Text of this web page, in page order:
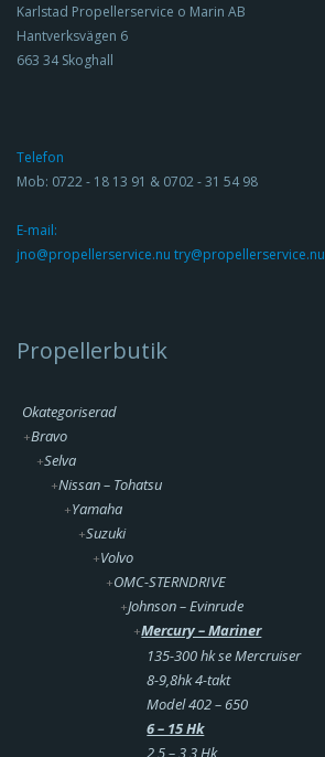
Karlstad Propellerservice o Marin AB
Hantverksvägen 6
663 34 Skoghall
Telefon
Mob: 0722 - 18 13 91 & 0702 - 31 54 98
E-mail:
jno@propellerservice.nu try@propellerservice.nu
Propellerbutik
Okategoriserad
Bravo
Selva
Nissan – Tohatsu
Yamaha
Suzuki
Volvo
OMC-STERNDRIVE
Johnson – Evinrude
Mercury – Mariner
135-300 hk se Mercruiser
8-9,8hk 4-takt
Model 402 – 650
6 – 15 Hk
2,5 – 3,3 Hk